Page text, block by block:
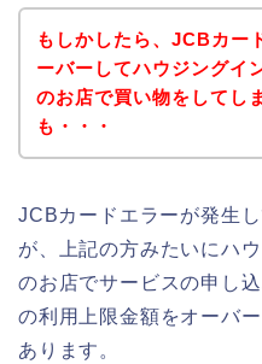
もしかしたら、JCBカー
ーバーしてハウジングイ
のお店で買い物をしてし
も・・・
JCBカードエラーが発生
が、上記の方みたいにハ
のお店でサービスの申し
の利用上限金額をオーバ
あります。